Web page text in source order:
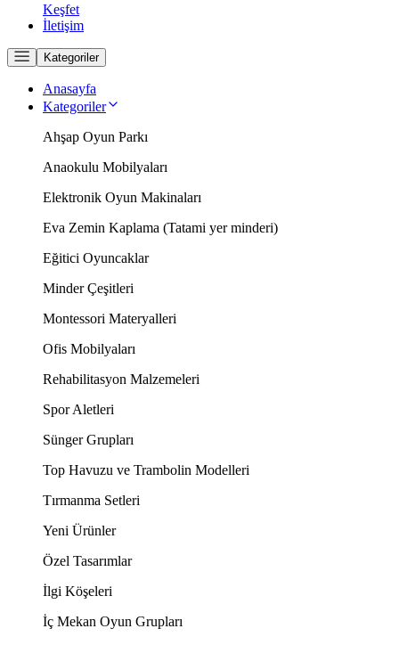
Keşfet
İletişim
Kategoriler
Anasayfa
Kategoriler
Ahşap Oyun Parkı
Anaokulu Mobilyaları
Elektronik Oyun Makinaları
Eva Zemin Kaplama (Tatami yer minderi)
Eğitici Oyuncaklar
Minder Çeşitleri
Montessori Materyalleri
Ofis Mobilyaları
Rehabilitasyon Malzemeleri
Spor Aletleri
Sünger Grupları
Top Havuzu ve Trambolin Modelleri
Tırmanma Setleri
Yeni Ürünler
Özel Tasarımlar
İlgi Köşeleri
İç Mekan Oyun Grupları